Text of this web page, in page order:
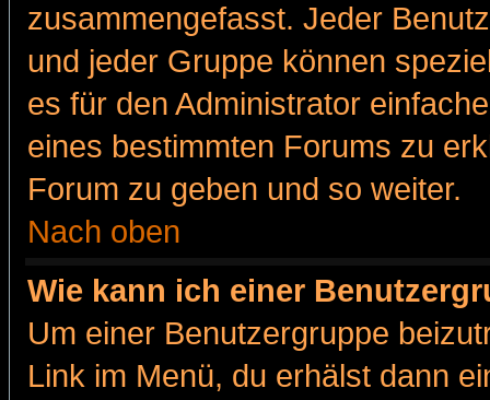
zusammengefasst. Jeder
und jeder Gruppe können
es für den Administrator
eines bestimmten Forums zu
Forum zu geben und so weiter.
Nach oben
Wie kann ich einer
Um einer Benutzergruppe
Link im Menü, du erhälst dann